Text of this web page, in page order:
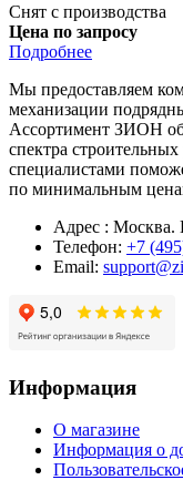
Снят с производства
Цена по запросу
Подробнее
Мы предоставляем
механизации
Ассортимент ЗИОН
спектра
специалистами
по минимальным
Адрес : Москва.
Телефон: +7
Email:
Информация
О магазине
Информация о